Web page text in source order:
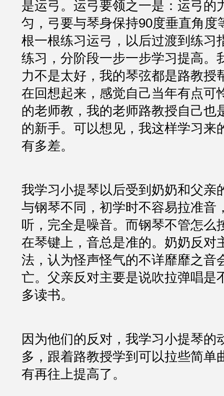
是运弓。运弓要领之一是：运弓的
匀，弓要与琴身保持90度垂直角度
根一根练习运弓，以后过渡到练习
练习，分阶段一步一步学习提高。
力不是太好，我的琴弦都是路教授
在回想起来，感觉自己当年有点可
的老师教，我的老师路教授自己也
的新手。可以想见，我这样学习来
有多差。
我学习小提琴以后受到奶奶和父亲
与钢琴不同，初学时不容易拉准音
听，完全是噪音。而钢琴不管怎么
在琴键上，音总是准的。奶奶反对
法，认为怪声怪气的不详靡靡之音
亡。父亲反对主要是说吹拉弹唱是
多读书。
因为他们的反对，我学习小提琴的
多，跟着路教授学到可以拉些简单
有再往上提高了。